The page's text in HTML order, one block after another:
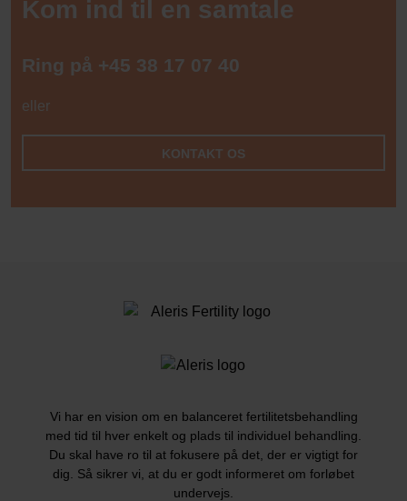
Kom ind til en samtale
Ring på +45 38 17 07 40
eller
KONTAKT OS
Vi har en vision om en balanceret fertilitetsbehandling
med tid til hver enkelt og plads til individuel behandling.
Du skal have ro til at fokusere på det, der er vigtigt for
dig. Så sikrer vi, at du er godt informeret om forløbet
undervejs.